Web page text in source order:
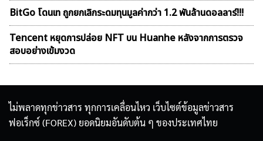
BitGo โดนเท ถูกยกเลิกระดมทุนมูลค่ากว่า 1.2 พันล้านดอลลาร์!!!
Tencent หยุดการปล่อย NFT บน Huanhe หลังจากการตรวจ
สอบอย่างเข้มงวด
ไม่พลาดทุกข่าวสาร ทุกการเคลื่อนไหว เว็บไซต์ข้อมูลข่าวสาร
ฟอเร็กซ์ (FOREX) ยอดนิยมอันดับต้น ๆ ของประเทศไทย